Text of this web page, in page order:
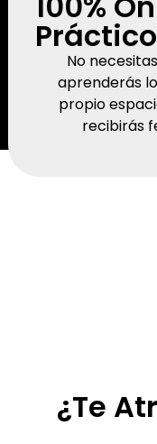
No
aprenderás
propio
recibirás
¿Te